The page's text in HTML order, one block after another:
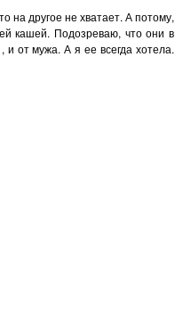
на другое не хватает. А потому,
кашей. Подозреваю, что они в
от мужа. А я ее всегда хотела.